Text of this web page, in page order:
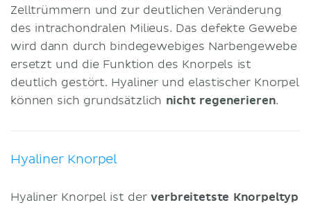
Zelltrümmern und zur deutlichen Veränderung
des intrachondralen Milieus. Das defekte Gewebe
wird dann durch bindegewebiges Narbengewebe
ersetzt und die Funktion des Knorpels ist
deutlich gestört. Hyaliner und elastischer Knorpel
können sich grundsätzlich nicht regenerieren.
Hyaliner Knorpel
Hyaliner Knorpel ist derverbreitetste Knorpeltyp